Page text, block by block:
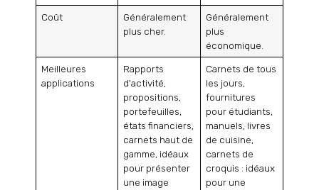
Coût
Généralement
plus cher.
Généralement
plus
économique.
Meilleures
applications
Rapports
d'activité,
propositions,
portefeuilles,
états financiers,
carnets haut de
gamme, idéaux
pour présenter
une image
Carnets de tous
les jours,
fournitures
pour étudiants,
manuels, livres
de cuisine,
carnets de
croquis : idéaux
pour une